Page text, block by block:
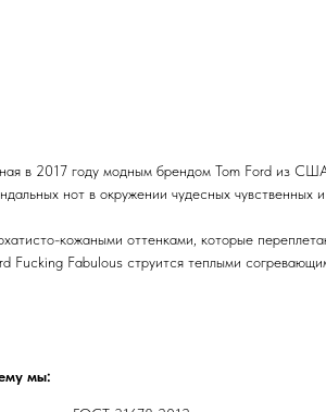
в 2017 году модным брендом Tom Ford из
нот в окружении чудесных чувственных
кожаными оттенками, которые
Fabulous струится теплыми
мы: